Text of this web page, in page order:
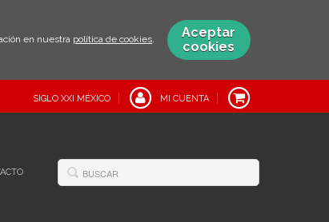
en nuestra política de cookies.
Aceptar
cookies
SIGLO XXI MÉXICO MI CUENTA